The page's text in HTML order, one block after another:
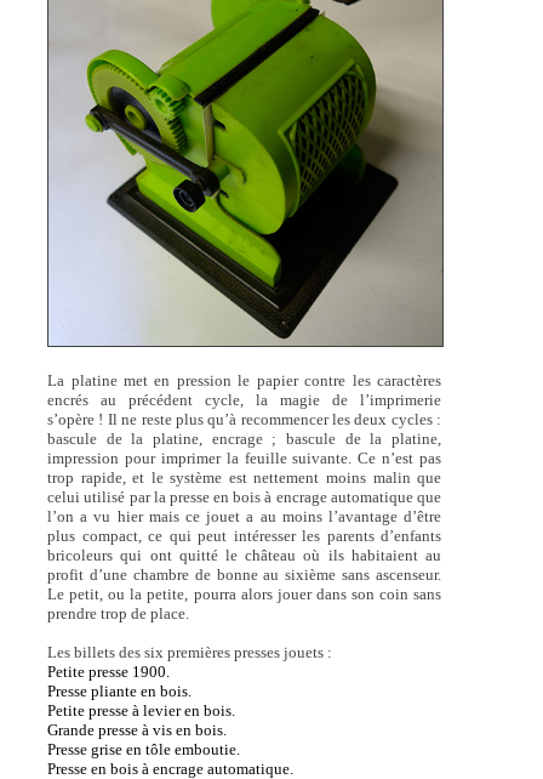
La platine met en pression le papier contre les caractères
encrés au précédent cycle, la magie de l’imprimerie
s’opère ! Il ne reste plus qu’à recommencer les deux cycles :
bascule de la platine, encrage ; bascule de la platine,
impression pour imprimer la feuille suivante. Ce n’est pas
trop rapide, et le système est nettement moins malin que
celui utilisé par la presse en bois à encrage automatique que
l’on a vu hier mais ce jouet a au moins l’avantage d’être
plus compact, ce qui peut intéresser les parents d’enfants
bricoleurs qui ont quitté le château où ils habitaient au
profit d’une chambre de bonne au sixième sans ascenseur.
Le petit, ou la petite, pourra alors jouer dans son coin sans
prendre trop de place.
Les billets des six premières presses jouets :
Petite presse 1900.
Presse pliante en bois.
Petite presse à levier en bois.
Grande presse à vis en bois.
Presse grise en tôle emboutie.
Presse en bois à encrage automatique.